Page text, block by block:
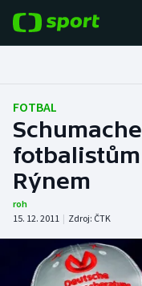
Fotbal
Hokej
Tenis
Atletika
Cyklistika
FOTBAL
Rýnem
roh
15. 12. 2011 | Zdroj: ČTK